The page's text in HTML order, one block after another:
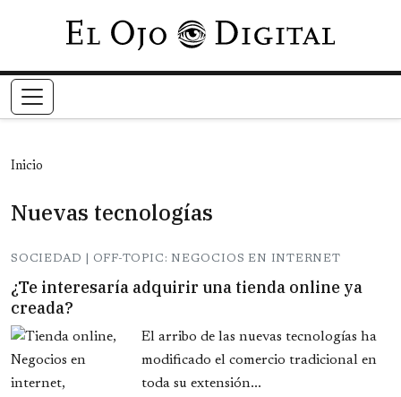
Pasar al contenido principal
Inicio
Nuevas tecnologías
SOCIEDAD | OFF-TOPIC: NEGOCIOS EN INTERNET
¿Te interesaría adquirir una tienda online ya
creada?
El arribo de las nuevas tecnologías ha
modificado el comercio tradicional en
toda su extensión...